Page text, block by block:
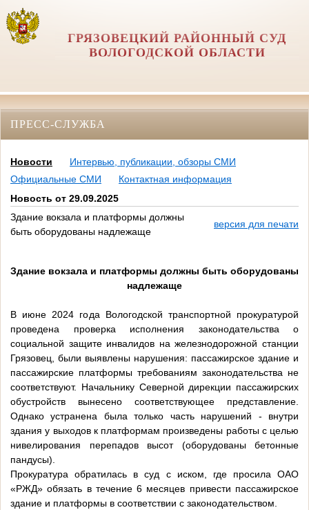
ГРЯЗОВЕЦКИЙ РАЙОННЫЙ СУД
ВОЛОГОДСКОЙ ОБЛАСТИ
ПРЕСС-СЛУЖБА
Новости
Интервью, публикации, обзоры СМИ
Официальные СМИ
Контактная информация
Новость от 29.09.2025
Здание вокзала и платформы должны
быть оборудованы надлежаще
версия для печати
Здание вокзала и платформы должны быть оборудованы
надлежаще
В июне 2024 года Вологодской транспортной прокуратурой
проведена проверка исполнения законодательства о
социальной защите инвалидов на железнодорожной станции
Грязовец, были выявлены нарушения: пассажирское здание и
пассажирские платформы требованиям законодательства не
соответствуют. Начальнику Северной дирекции пассажирских
обустройств вынесено соответствующее представление.
Однако устранена была только часть нарушений - внутри
здания у выходов к платформам произведены работы с целью
нивелирования перепадов высот (оборудованы бетонные
пандусы).
Прокуратура обратилась в суд с иском, где просила ОАО
«РЖД» обязать в течение 6 месяцев привести пассажирское
здание и платформы в соответствии с законодательством.